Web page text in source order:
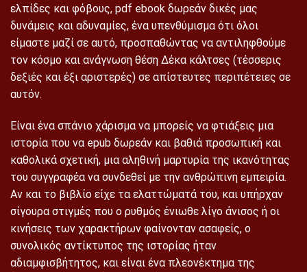
ελπίδες και φόβους, pdf ebook δωρεάν δικές μας
δυνάμεις και αδυναμίες, ένα υπενθύμισμα ότι όλοι
είμαστε μαζί σε αυτό, προσπαθώντας να αντιληφθούμε
τον κόσμο και ανάγνωση θέση Δέκα κάλτσες (τέσσερις
δεξιές και έξι αριστερές) σε απίστευτες περιπέτειες σε
αυτόν.
Είναι ένα σπάνιο χάρισμα να μπορείς να φτιάξεις μια
ιστορία που να epub δωρεάν και βαθιά προσωπική και
καθολικά σχετική, μια αληθινή μαρτυρία της ικανότητας
του συγγραφέα να συνδεθεί με την ανθρώπινη εμπειρία.
Αν και το βιβλίο είχε τα ελαττώματά του, και υπήρχαν
σίγουρα στιγμές που ο ρυθμός ένιωθε λίγο άνισος ή οι
κινήσεις των χαρακτήρων φαίνονταν ασαφείς, ο
συνολικός αντίκτυπος της ιστορίας ήταν
αδιαμφισβήτητος, και είναι ένα πλεονέκτημα της